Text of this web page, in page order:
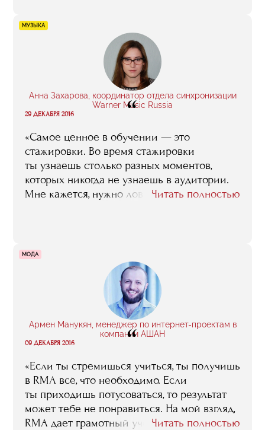
которая дает базу знаний и представлений
о том, как работать в дальнейшем. Мне
пригодились очень многие лекции,
которые изначально могут показаться
скучными и неважными:
о транспортировке, страховании,
техническом оснащении музей и так
далее».
МУЗЫКА
Анна Захарова, координатор отдела синхронизации
Warner Music Russia
“
29 ДЕКАБРЯ 2016
«Самое ценное в обучении — это
стажировки. Во время стажировки
ты узнаешь столько разных моментов,
которых никогда не узнаешь в аудитории.
Мне кажется, нужно ловить любую
помогут найти работу или организовать
свое мероприятие. Понимание того, как все
устроено и как сделать лучше. Осознание,
что любые сложности преодолимы».
Читать полностью
МОДА
Армен Манукян, менеджер по интернет-проектам в
компании АШАН
“
09 ДЕКАБРЯ 2016
«Если ты стремишься учиться, ты получишь
в RMA всё, что необходимо. Если
ты приходишь потусоваться, то результат
может тебе не понравиться. На мой взгляд,
RMA дает грамотный учебный план
Читать полностью